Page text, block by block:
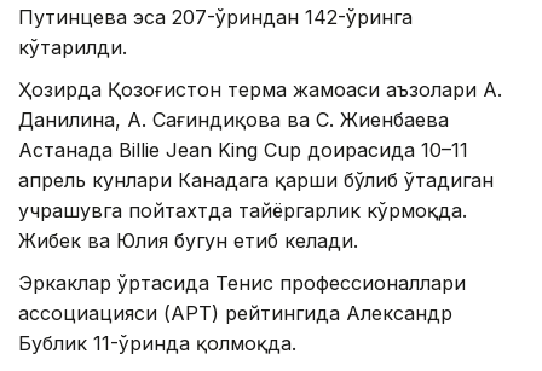
Путинцева эса 207-ўриндан 142-ўринга
кўтарилди.
Ҳозирда Қозоғистон терма жамоаси аъзолари А.
Данилина, А. Сағиндиқова ва С. Жиенбаева
Астанада Billie Jean King Cup доирасида 10–11
апрель кунлари Канадага қарши бўлиб ўтадиган
учрашувга пойтахтда тайёргарлик кўрмоқда.
Жибек ва Юлия бугун етиб келади.
Эркаклар ўртасида Тенис профессионаллари
ассоциацияси (APT) рейтингида Александр
Бублик 11-ўринда қолмоқда.